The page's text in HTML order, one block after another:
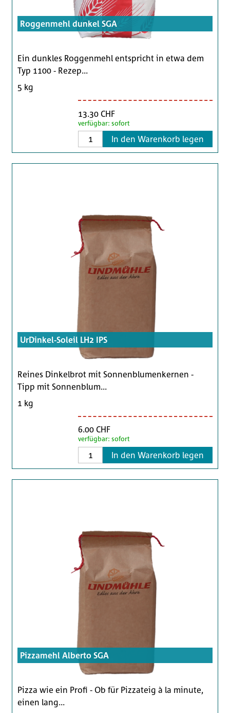
Roggenmehl dunkel SGA
Ein dunkles Roggenmehl entspricht in etwa dem
Typ 1100 - Rezep...
5 kg
13.30 CHF
verfügbar: sofort
In den Warenkorb legen
UrDinkel-Soleil LH2 IPS
Reines Dinkelbrot mit Sonnenblumenkernen -
Tipp mit Sonnenblum...
1 kg
6.00 CHF
verfügbar: sofort
In den Warenkorb legen
Pizzamehl Alberto SGA
Pizza wie ein Profi - Ob für Pizzateig à la minute,
einen lang...